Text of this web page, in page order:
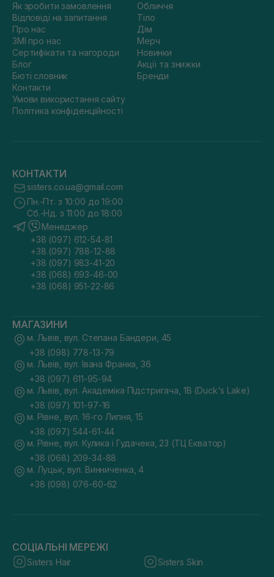
Як зробити замовлення
Відповіді на запитання
Про нас
ЗМІ про нас
Сертифікати та нагороди
Блог
Бюті словник
Контакти
Умови використання сайту
Політика конфіденційності
Обличчя
Тіло
Дім
Мерч
Новинки
Акції та знижки
Бренди
КОНТАКТИ
sisters.co.ua@gmail.com
Пн.-Пт. з 10:00 до 19:00
Сб.-Нд. з 11:00 до 18:00
Менеджер
+38 (097) 612-54-81
+38 (097) 788-12-88
+38 (097) 983-41-20
+38 (068) 693-46-00
+38 (068) 951-22-86
МАГАЗИНИ
м. Львів, вул. Степана Бандери, 45
+38 (098) 778-13-79
м. Львів, вул. Івана Франка, 36
+38 (097) 611-95-94
м. Львів, вул. Академіка Підстригача, 1В (Duck's Lake)
+38 (097) 101-97-16
м. Рівне, вул. 16-го Липня, 15
+38 (097) 544-61-44
м. Рівне, вул. Кулика і Гудачека, 23 (ТЦ Екватор)
+38 (068) 209-34-88
м. Луцьк, вул. Винниченка, 4
+38 (098) 076-60-62
СОЦІАЛЬНІ МЕРЕЖІ
Sisters Hair Sisters Skin